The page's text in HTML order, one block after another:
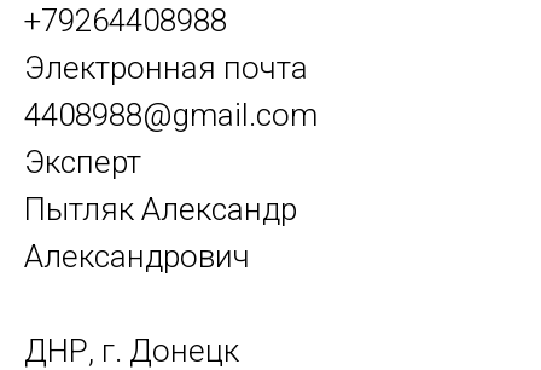
+79264408988
Электронная почта
4408988@gmail.com
Эксперт
Пытляк Александр
Александрович
ДНР, г. Донецк